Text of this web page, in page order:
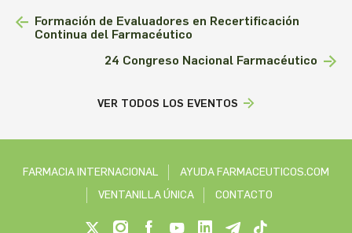
Formación de Evaluadores en Recertificación
Continua del Farmacéutico
24 Congreso Nacional Farmacéutico
VER TODOS LOS EVENTOS
FARMACIA INTERNACIONAL
AYUDA FARMACEUTICOS.COM
VENTANILLA ÚNICA
CONTACTO